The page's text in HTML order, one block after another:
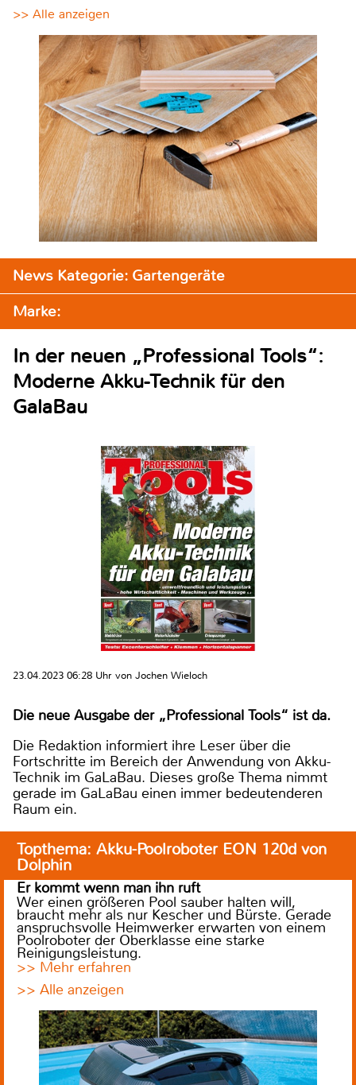
>> Alle anzeigen
News Kategorie: Gartengeräte
Marke:
In der neuen „Professional Tools“:
Moderne Akku-Technik für den
GalaBau
23.04.2023 06:28 Uhr von Jochen Wieloch
Die neue Ausgabe der „Professional Tools“ ist da.
Die Redaktion informiert ihre Leser über die
Fortschritte im Bereich der Anwendung von Akku-
Technik im GaLaBau. Dieses große Thema nimmt
gerade im GaLaBau einen immer bedeutenderen
Raum ein.
Topthema: Akku-Poolroboter EON 120d von
Dolphin
Er kommt wenn man ihn ruft
Wer einen größeren Pool sauber halten will,
braucht mehr als nur Kescher und Bürste. Gerade
anspruchsvolle Heimwerker erwarten von einem
Poolroboter der Oberklasse eine starke
Reinigungsleistung.
>> Mehr erfahren
>> Alle anzeigen